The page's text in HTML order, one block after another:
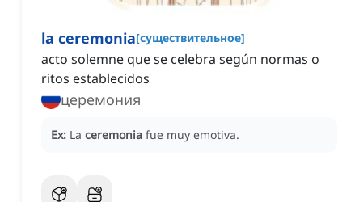
la ceremonia[существительное]
acto solemne que se celebra según normas o
ritos establecidos
церемония
Ex: La ceremonia fue muy emotiva.